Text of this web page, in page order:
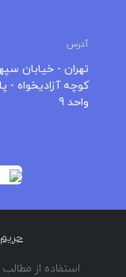
آدرس
تهران - خیابان
واحد 9
استفاده از مطالب